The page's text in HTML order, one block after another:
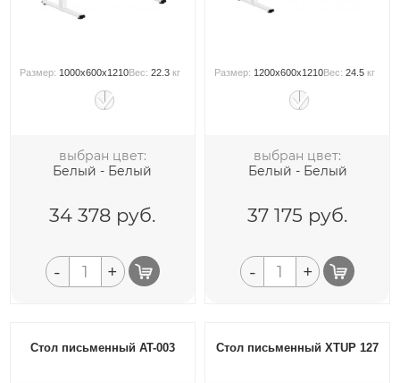
Размер: 1000x600x1210Вес:22.3 кг
выбран цвет:
Белый - Белый
34 378 руб.
- +
Размер: 1200x600x1210Вес:24.5 кг
выбран цвет:
Белый - Белый
37 175 руб.
- +
Стол письменный AT-003 Стол письменный XTUP 127